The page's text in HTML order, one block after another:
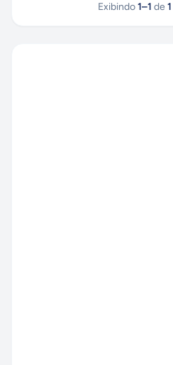
Exibindo 1–1 de 1